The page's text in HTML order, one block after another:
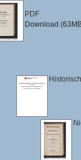
PDF
Download